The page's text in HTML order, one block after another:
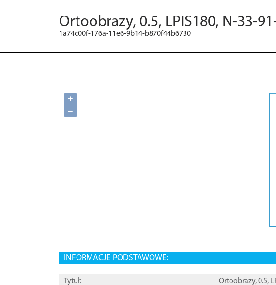
Ortoobrazy, 0.5, LPIS180, N-33-
1a74c00f-176a-11e6-9b14-b870f44b6730
+
−
INFORMACJE PODSTAWOWE:
Tytuł:
Ortoobrazy, 0.5,